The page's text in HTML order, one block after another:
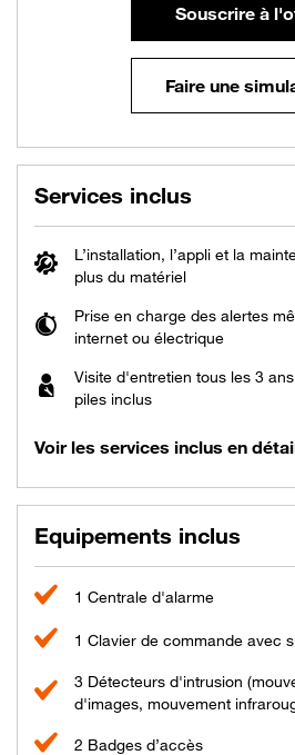
Souscrire à
Faire une
Services inclus
L’installation, l’appli et la
plus du matériel
Prise en charge des alertes
internet ou électrique
Visite d'entretien tous les 3
piles inclus
Voir les services inclus en
Equipements inclus
1 Centrale d'alarme
1 Clavier de commande avec
3 Détecteurs d'intrusion
d'images, mouvement
2 Badges d’accès